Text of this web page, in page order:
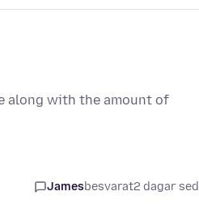
along with the amount of
Jamesbesvarat2 dagar